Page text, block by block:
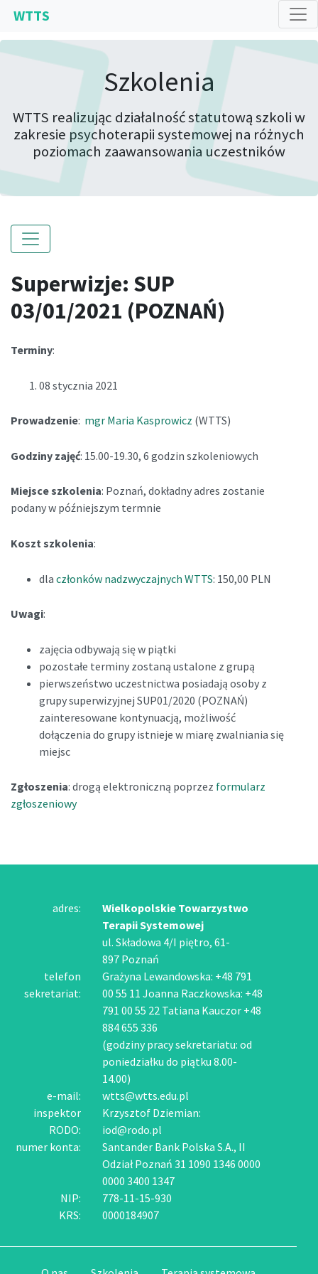
WTTS
Szkolenia
WTTS realizując działalność statutową szkoli w
zakresie psychoterapii systemowej na różnych
poziomach zaawansowania uczestników
Superwizje: SUP
03/01/2021 (POZNAŃ)
Terminy:
08 stycznia 2021
Prowadzenie: mgr Maria Kasprowicz (WTTS)
Godziny zajęć: 15.00-19.30, 6 godzin szkoleniowych
Miejsce szkolenia: Poznań, dokładny adres zostanie
podany w późniejszym termnie
Koszt szkolenia:
dla członków nadzwyczajnych WTTS: 150,00 PLN
Uwagi:
zajęcia odbywają się w piątki
pozostałe terminy zostaną ustalone z grupą
pierwszeństwo uczestnictwa posiadają osoby z
grupy superwizyjnej SUP01/2020 (POZNAŃ)
zainteresowane kontynuacją, możliwość
dołączenia do grupy istnieje w miarę zwalniania się
miejsc
Zgłoszenia: drogą elektroniczną poprzez formularz
zgłoszeniowy
adres:
Wielkopolskie Towarzystwo
Terapii Systemowej
ul. Składowa 4/I piętro, 61-
897 Poznań
telefon
sekretariat:
Grażyna Lewandowska: +48 791
00 55 11 Joanna Raczkowska: +48
791 00 55 22 Tatiana Kauczor +48
884 655 336
(godziny pracy sekretariatu: od
poniedziałku do piątku 8.00-
14.00)
e-mail:
wtts@wtts.edu.pl
inspektor
RODO:
Krzysztof Dziemian:
iod@rodo.pl
numer konta:
Santander Bank Polska S.A., II
Odział Poznań 31 1090 1346 0000
0000 3400 1347
NIP:
778-11-15-930
KRS:
0000184907